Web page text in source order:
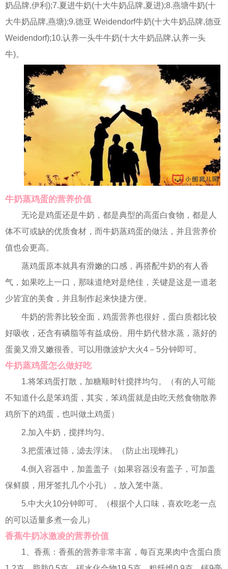
奶品牌,伊利);7.夏进牛奶(十大牛奶品牌,夏进);8.燕塘牛奶(十
大牛奶品牌,燕塘);9.德亚 Weidendorf牛奶(十大牛奶品牌,德亚
Weidendorf);10.认养一头牛牛奶(十大牛奶品牌,认养一头
牛)。
牛奶蒸鸡蛋的营养价值
无论是鸡蛋还是牛奶，都是典型的高蛋白食物，都是人
体不可或缺的优质食材，而牛奶蒸鸡蛋的做法，并且营养价
值也会更高。
蒸鸡蛋原本就具有滑嫩的口感，再搭配牛奶的有人香
气，如果吃上一口，那味道绝对是绝佳，关键是这是一道老
少皆宜的美食，并且制作起来快捷方便。
牛奶的营养比较全面，鸡蛋营养也很好，蛋白质都比较
好吸收，还含有磷脂等有益成份。用牛奶代替水蒸，蒸好的
蛋羹又滑又嫩很香。可以用微波炉大火4－5分钟即可。
牛奶蒸鸡蛋怎么做好吃
1.将笨鸡蛋打散，加糖顺时针搅拌均匀。（有的人可能
不知道什么是笨鸡蛋，其实，笨鸡蛋就是由吃天然食物散养
鸡所下的鸡蛋，也叫做土鸡蛋）
2.加入牛奶，搅拌均匀。
3.把蛋液过筛，滤去浮沫。（防止出现蜂孔）
4.倒入容器中，加盖盖子（如果容器没有盖子，可加盖
保鲜膜，用牙签扎几个小孔），放入笼中蒸。
5.中大火10分钟即可。（根据个人口味，喜欢吃老一点
的可以适量多煮一会儿）
香蕉牛奶冰激凌的营养价值
1、香蕉：香蕉的营养非常丰富，每百克果肉中含蛋白质